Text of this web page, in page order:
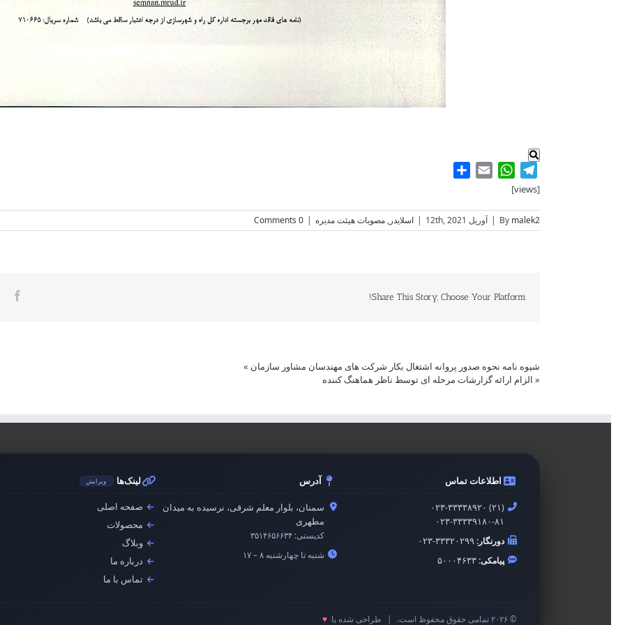
.
Telegram
WhatsApp
Email
[views]
By malek2
| آوریل 12th, 2021 | اسلایدر, مصوبات هیئت مدیره |
0 Comments
Share This Story, Choose Your Platform!
شیوه نامه نحوه صدور پروانه اشتغال بکار شرکت های مهندسان مشاور سازمان »
« الزام ارائه گزارشات مرحله ای توسط ناظر هماهنگ کننده
اطلاعات تماس
۰۲۳-۳۳۳۳۸۹۲۰ (۲۱)
۰۲۳-۳۳۳۳۹۱۸۰-۸۱
دورنگار:۰۲۳-۳۳۳۲۰۲۹۹
پیامکی:۵۰۰۰۴۶۳۳
آدرس
سمنان، بلوار معلم شرقی، نرسیده به میدان
مطهری
کدپستی:۳۵۱۴۶۵۶۶۳۴
شنبه تا چهارشنبه ۸ – ۱۷
لینک‌ها ویرایش
صفحه اصلی
محصولات
وبلاگ
درباره ما
تماس با ما
© ۲۰۲۶ تمامی حقوق محفوظ است. طراحی شده با ♥